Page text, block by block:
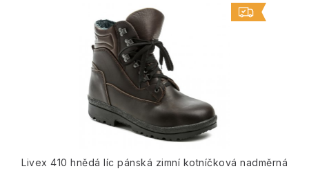
Livex 410 hnědá líc pánská zimní kotníčková nadměrná